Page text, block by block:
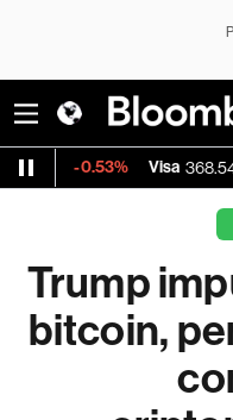
368.54 -0.28%
Trump
bitcoin,